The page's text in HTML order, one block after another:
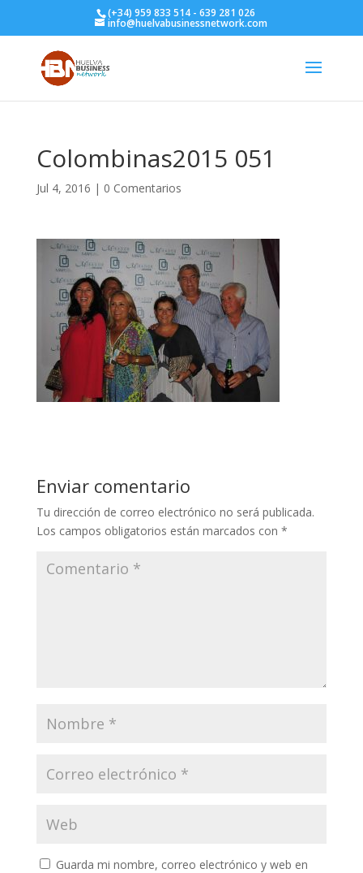
(+34) 959 833 514 - 639 281 026
info@huelvabusinessnetwork.com
Colombinas2015 051
Jul 4, 2016 | 0 Comentarios
Enviar comentario
Tu dirección de correo electrónico no será publicada.
Los campos obligatorios están marcados con *
Guarda mi nombre, correo electrónico y web en